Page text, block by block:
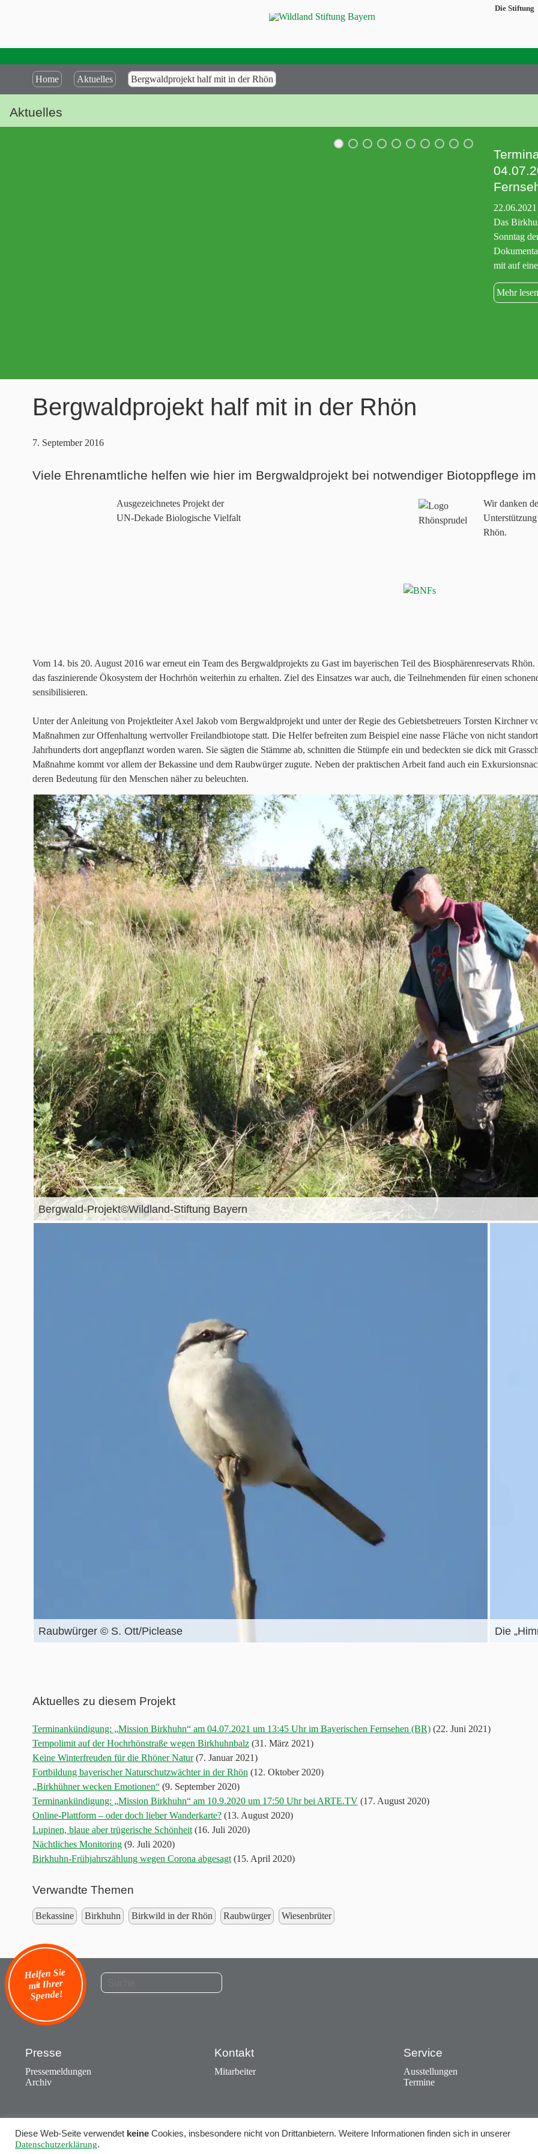
Die Stiftung
Home Aktuelles Bergwaldprojekt half mit in der Rhön
Aktuelles
22.06.2021
Das
Sonntag
mit auf
Mehr lesen
Bergwaldprojekt half mit in der Rhön
7. September 2016
Viele Ehrenamtliche helfen wie hier im Bergwaldprojekt bei notwendiger Biotoppflege im
Ausgezeichnetes Projekt der
UN-Dekade Biologische Vielfalt
Wir danken
Rhön.
Vom 14. bis 20. August 2016 war erneut ein Team des Bergwaldprojekts zu Gast im bayerischen Teil des Biosphärenreservats
das faszinierende Ökosystem der Hochrhön weiterhin zu erhalten. Ziel des Einsatzes war auch, die Teilnehmenden für einen
sensibilisieren.
Unter der Anleitung von Projektleiter Axel Jakob vom Bergwaldprojekt und unter der Regie des Gebietsbetreuers Torsten Kirchner
Maßnahmen zur Offenhaltung wertvoller Freilandbiotope statt. Die Helfer befreiten zum Beispiel eine nasse Fläche von nicht
Jahrhunderts dort angepflanzt worden waren. Sie sägten die Stämme ab, schnitten die Stümpfe ein und bedeckten sie dick mit
Maßnahme kommt vor allem der Bekassine und dem Raubwürger zugute. Neben der praktischen Arbeit fand auch ein
deren Bedeutung für den Menschen näher zu beleuchten.
Bergwald-Projekt©Wildland-Stiftung Bayern
Raubwürger © S. Ott/Piclease Die
Aktuelles zu diesem Projekt
Terminankündigung: „Mission Birkhuhn“ am 04.07.2021 um 13:45 Uhr im Bayerischen Fernsehen (BR)(22. Juni 2021)
Tempolimit auf der Hochrhönstraße wegen Birkhuhnbalz(31. März 2021)
Keine Winterfreuden für die Rhöner Natur(7. Januar 2021)
Fortbildung bayerischer Naturschutzwächter in der Rhön (12. Oktober 2020)
„Birkhühner wecken Emotionen“(9. September 2020)
Terminankündigung: „Mission Birkhuhn“ am 10.9.2020 um 17:50 Uhr bei ARTE.TV(17. August 2020)
Online-Plattform – oder doch lieber Wanderkarte?(13. August 2020)
Lupinen, blaue aber trügerische Schönheit(16. Juli 2020)
Nächtliches Monitoring(9. Juli 2020)
Birkhuhn-Frühjahrszählung wegen Corona abgesagt(15. April 2020)
Verwandte Themen
Bekassine Birkhuhn Birkwild in der Rhön Raubwürger Wiesenbrüter
Helfen Sie
mit Ihrer
Spende!
Presse
Pressemeldungen
Archiv
Kontakt
Mitarbeiter
Service
Ausstellungen
Termine
Diese Web-Seite verwendet keine Cookies, insbesondere nicht von Drittanbietern. Weitere Informationen finden sich in unserer
Datenschutzerklärung.